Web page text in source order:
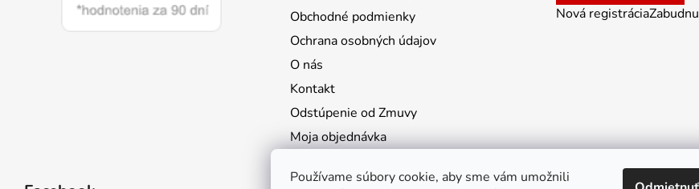
Používame súbory cookie, aby sme vám umožnili
Obchodné podmienky
Ochrana osobných údajov
O nás
Kontakt
Odstúpenie od Zmuvy
Moja objednávka
Nová registrácia